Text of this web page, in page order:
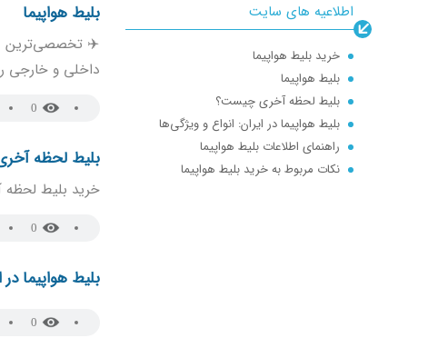
اطلاعیه های سایت
رزرو بلیط هواپیما
خرید بلیط هواپیما
بلیط هواپیما
بلیط لحظه آخری چیست؟
بلیط هواپیما در ایران: انواع و ویژگی‌ها
راهنمای اطلاعات بلیط هواپیما
نکات مربوط به خرید بلیط هواپیما
بلیط هواپیما
✈️ تخصصی‌ترین
داخلی و خارجی را
0
بلیط لحظه
خرید بلیط
0
بلیط هواپیما
0